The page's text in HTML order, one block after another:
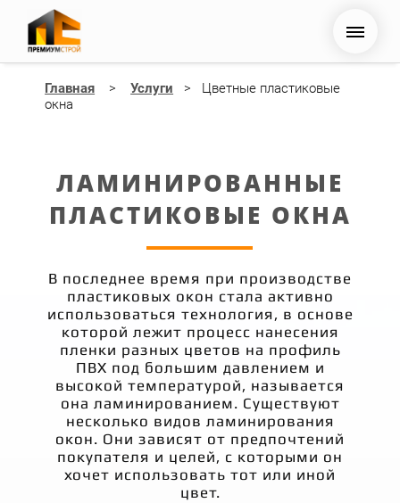
Главная >Услуги > Цветные пластиковые
окна
ЛАМИНИРОВАННЫЕ
ПЛАСТИКОВЫЕ ОКНА
В последнее время при производстве
пластиковых окон стала активно
использоваться технология, в основе
которой лежит процесс нанесения
пленки разных цветов на профиль
ПВХ под большим давлением и
высокой температурой, называется
она ламинированием. Существуют
несколько видов ламинирования
окон. Они зависят от предпочтений
покупателя и целей, с которыми он
хочет использовать тот или иной
цвет.